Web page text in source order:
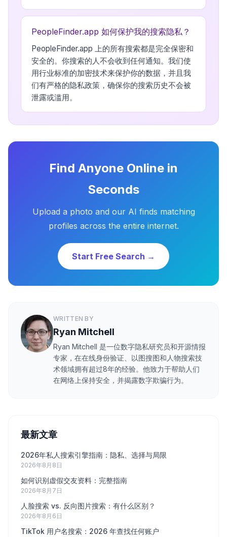
PeopleFinder.app 如何保护我的搜索隐私？
PeopleFinder.app 上的所有搜索都是完全保密和
安全的。你搜索的人不会收到任何通知。我们使
用行业标准的加密技术来保护你的数据，并且我
们有严格的隐私政策，确保你的搜索历史不会被
泄露或滥用。
Find Anyone Online in
Seconds
Upload a photo and our AI finds matching
profiles across the entire internet.
Start Free Search →
WRITTEN BY
Ryan Mitchell
Ryan Mitchell 是一位数字隐私研究员和开源情报
专家，在在线身份验证、以图搜图和人物搜索技
术领域拥有超过8年的经验。他致力于帮助人们
在网络上保持安全，并揭露数字欺骗行为。
最新文章
2026年私人搜索引擎指南：隐私、选择与局限
2026年8月8日
如何识别虚假交友资料：完整指南
2026年8月7日
人脸搜索 vs. 反向图片搜索：有什么区别？
2026年8月6日
TikTok 用户名搜索：2026 年查找任何账户